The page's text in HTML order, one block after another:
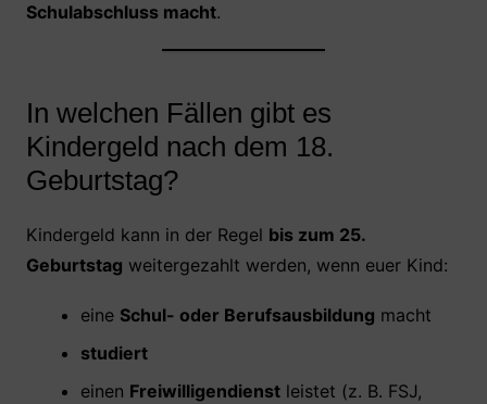
Schulabschluss macht.
In welchen Fällen gibt es
Kindergeld nach dem 18.
Geburtstag?
Kindergeld kann in der Regel bis zum 25.
Geburtstag weitergezahlt werden, wenn euer Kind:
eine Schul- oder Berufsausbildung macht
studiert
einen Freiwilligendienstleistet (z. B. FSJ,